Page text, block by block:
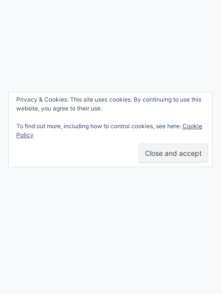
Wie ben ik?
Samenwerken
© 2026 Ren mama, ren!
Professional Blogging
Services
Privacy & Cookies: This site uses cookies. By continuing to use this
website, you agree to their use.
To find out more, including how to control cookies, see here: Cookie
Policy